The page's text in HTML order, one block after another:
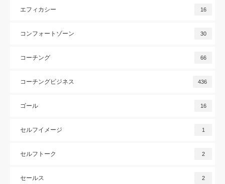
エフィカシー 16
コンフォートゾーン 30
コーチング 66
コーチングビジネス 436
ゴール 16
セルフイメージ 1
セルフトーク 2
セールス 2